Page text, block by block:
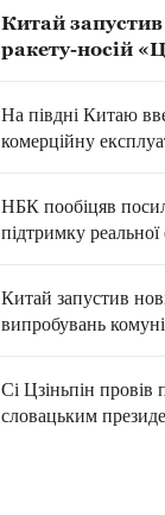
Китай
ракету-носій
На півдні Китаю
комерційну
енергоблок з
НБК пообіцяв
підтримку
другому півріччі
Китай запустив
випробувань
технологій
Сі Цзіньпін провів
словацьким